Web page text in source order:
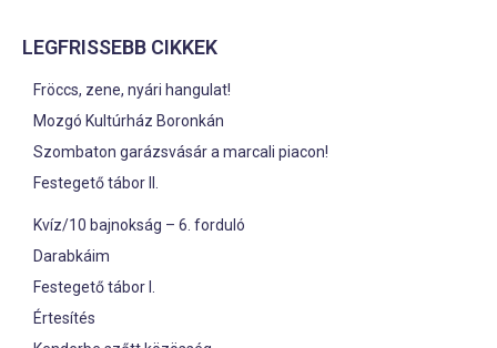
LEGFRISSEBB CIKKEK
Fröccs, zene, nyári hangulat!
Mozgó Kultúrház Boronkán
Szombaton garázsvásár a marcali piacon!
Festegető tábor II.
Kvíz/10 bajnokság – 6. forduló
Darabkáim
Festegető tábor I.
Értesítés